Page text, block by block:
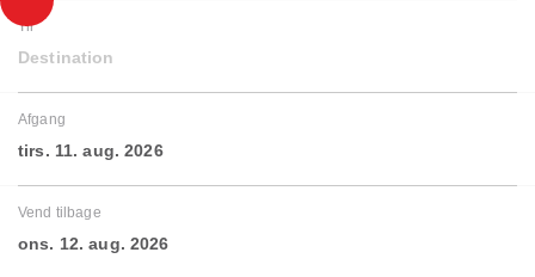
Til
Destination
Afgang
tirs. 11. aug. 2026
Vend tilbage
ons. 12. aug. 2026